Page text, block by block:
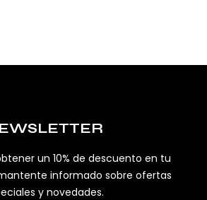
un 10% de descuento en tu
informado sobre ofertas
y novedades.